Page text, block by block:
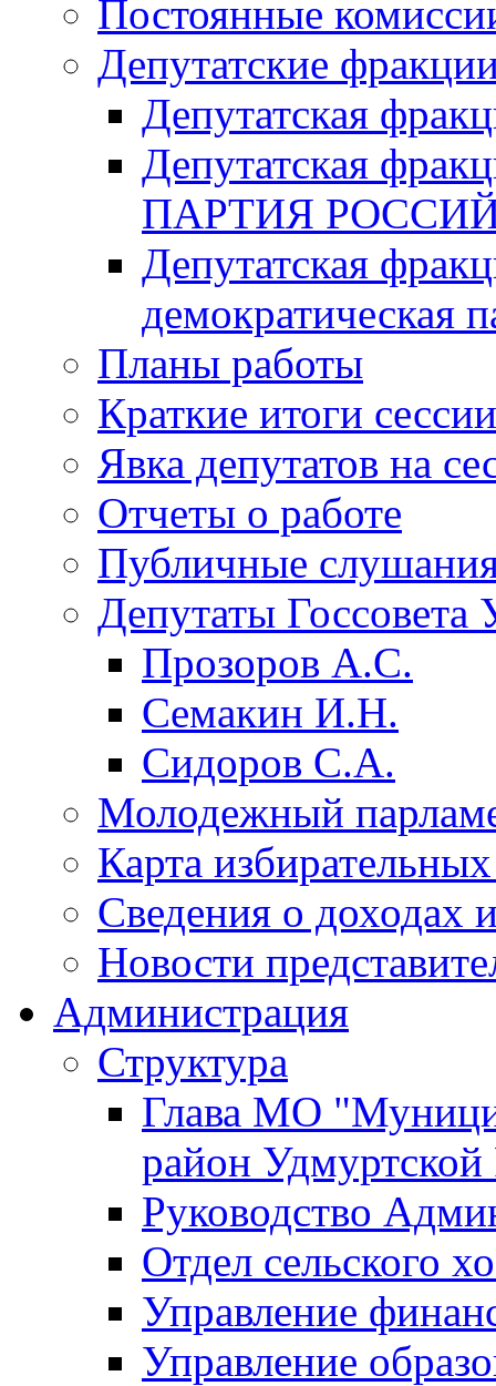
Постоянные
Депутатские
Депутатская
Депутатская
ПАРТИЯ
Депутатская
демократическая
Планы работы
Краткие итоги сессии
Явка депутатов на
Отчеты о работе
Публичные
Депутаты
Прозоров А.С.
Семакин И.Н.
Сидоров С.А.
Молодежный
Карта
Сведения о доходах
Новости
Администрация
Структура
Глава МО
район
Руководство
Отдел сельского
Управление
Управление